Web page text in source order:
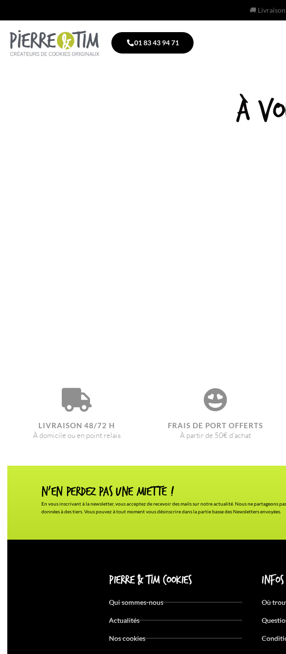
🚚
01 83 43 94 71
à
LIVRAISON 48/72 H
À domicile ou en point relais
FRAIS DE PORT OFFERTS
À partir de 50€ d'achat
N'en Perdez pas une miette !
En vous inscrivant à la newsletter, vous acceptez de recevoir des mails sur notre actualité. Nous ne partageons
données à des tiers. Vous pouvez à tout moment vous désinscrire dans la partie basse des Newsletters envoyées.
Pierre & Tim Cookies
Qui sommes-nous
Actualités
Nos cookies
Où